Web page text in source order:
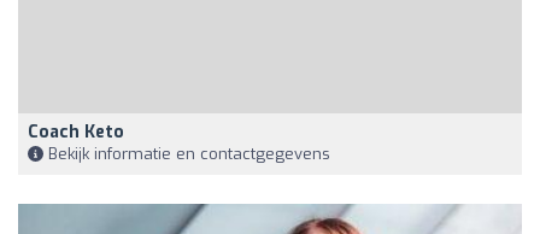
Coach Keto
Bekijk informatie en contactgegevens